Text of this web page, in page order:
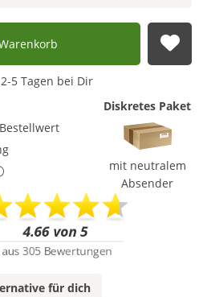
5 Tagen bei Dir
Diskretes Paket
mit neutralem
Absender
für dich